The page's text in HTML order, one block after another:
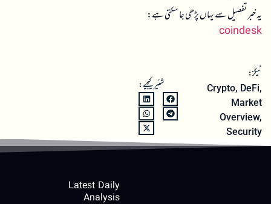
یہ خبر تفصیل سے یہاں پڑھی جا سکتی ہے:
coindesk
ٹیگز:
Crypto, DeFi,
Market
Overview,
Security
شئیر کیجیے:
Latest Daily
Analysis